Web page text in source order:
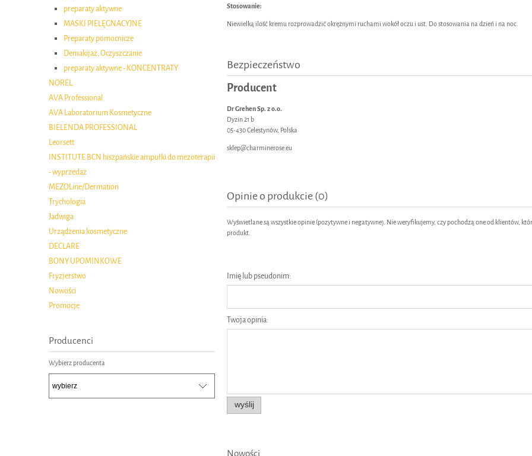
preparaty aktywne
MASKI PIELĘGNACYJNE
Preparaty pomocnicze
Demakijaż, Oczyszczanie
preparaty aktywne - KONCENTRATY
NOREL
AVA Professional
AVA Laboratorium Kosmetyczne
BIELENDA PROFESSIONAL
Leorsett
INSTITUTE BCN hiszpańskie ampułki do mezoterapii
- wyprzedaż
MEZOLine/Dermation
Trychologia
Jadwiga
Urządzenia kosmetyczne
DECLARE
BONY UPOMINKOWE
Fryzjerstwo
Nowości
Promocje
Producenci
Wybierz producenta
Stosowanie:
Niewielką ilość kremu rozprowadzić okrężnymi ruchami wokół oczu i ust. Do stosowania na dzień i na noc.
Bezpieczeństwo
Producent
Dr Grehen Sp. z o.o.
Dyzin 21 b
05-430 Celestynów, Polska
sklep@charminerose.eu
Opinie o produkcie (0)
Wyświetlane są wszystkie opinie (pozytywne i negatywne). Nie weryfikujemy, czy pochodzą one od klientów,
produkt.
Imię lub pseudonim:
Twoja opinia:
wyślij